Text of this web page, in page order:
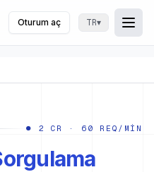
Oturum aç TR▾
● 2 CR · 60 REQ/MIN